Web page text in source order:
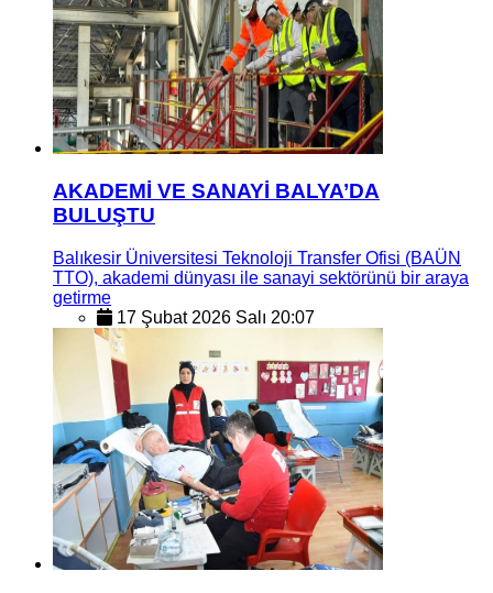
AKADEMİ VE SANAYİ BALYA’DA
BULUŞTU
Balıkesir Üniversitesi Teknoloji Transfer Ofisi (BAÜN
TTO), akademi dünyası ile sanayi sektörünü bir araya
getirme
17 Şubat 2026 Salı 20:07